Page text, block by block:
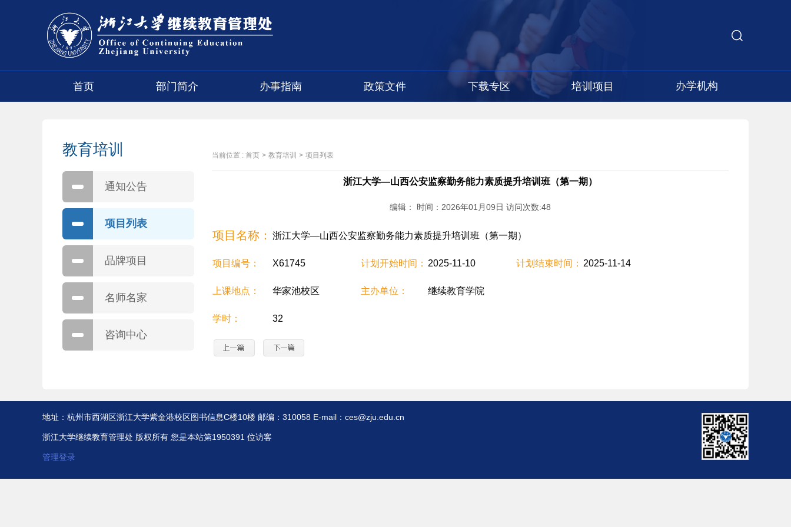
首页 部门简介 办事指南 政策文件 下载专区 培训项目 办学机构
教育培训
通知公告
项目列表
品牌项目
名师名家
咨询中心
当前位置 : 首页 > 教育培训 > 项目列表
浙江大学—山西公安监察勤务能力素质提升培训班（第一期）
编辑： 时间：2026年01月09日 访问次数:48
项目名称： 浙江大学—山西公安监察勤务能力素质提升培训班（第一期）
项目编号： X61745 计划开始时间： 2025-11-10 计划结束时间： 2025-11-14
上课地点： 华家池校区 主办单位： 继续教育学院
学时： 32
地址：杭州市西湖区浙江大学紫金港校区图书信息C楼10楼 邮编：310058 E-mail：ces@zju.edu.cn
浙江大学继续教育管理处 版权所有 您是本站第1950391 位访客
管理登录